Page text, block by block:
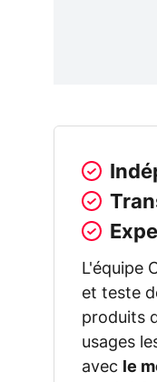
L'équipe
et teste
produits
usages
avec
le